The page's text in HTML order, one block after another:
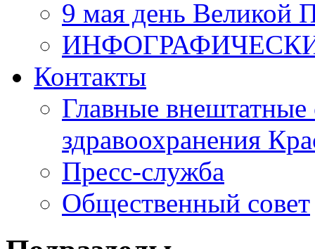
9 мая день Великой
Контакты
Главные внештатные
здравоохранения
Пресс-служба
Общественный совет